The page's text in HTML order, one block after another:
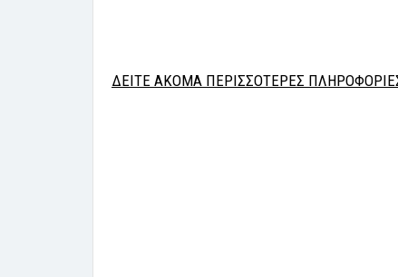
ΔΕΙΤΕ ΑΚΟΜΑ ΠΕΡΙΣΣΟΤΕΡΕΣ